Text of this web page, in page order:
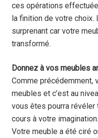
ces opérations
la finition de votre
surprenant car votre
transformé.
Donnez à vos meubles
Comme précédemment,
meubles et c’est au
vous êtes pourra
cours à votre imagination.
Votre meuble a été ciré